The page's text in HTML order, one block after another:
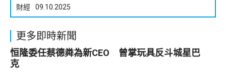
財經 09.10.2025
更多即時新聞
恒隆委任蔡德粦為新CEO 曾掌玩具反斗城星巴
克